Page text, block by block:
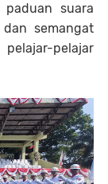
suara
semangat
pelajar